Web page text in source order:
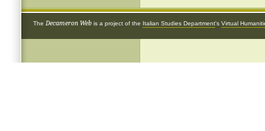
The Decameron Web is a project of the Italian Studies Department's Virtual